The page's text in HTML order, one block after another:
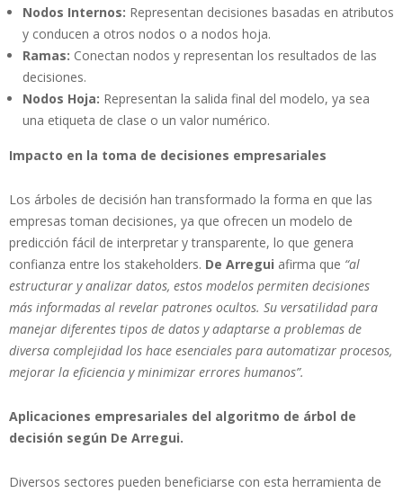
Nodos Internos: Representan decisiones basadas en atributos
y conducen a otros nodos o a nodos hoja.
Ramas: Conectan nodos y representan los resultados de las
decisiones.
Nodos Hoja: Representan la salida final del modelo, ya sea
una etiqueta de clase o un valor numérico.
Impacto en la toma de decisiones empresariales
Los árboles de decisión han transformado la forma en que las
empresas toman decisiones, ya que ofrecen un modelo de
predicción fácil de interpretar y transparente, lo que genera
confianza entre los stakeholders. De Arregui afirma que “al
estructurar y analizar datos, estos modelos permiten decisiones
más informadas al revelar patrones ocultos. Su versatilidad para
manejar diferentes tipos de datos y adaptarse a problemas de
diversa complejidad los hace esenciales para automatizar procesos,
mejorar la eficiencia y minimizar errores humanos”.
Aplicaciones empresariales del algoritmo de árbol de
decisión según De Arregui.
Diversos sectores pueden beneficiarse con esta herramienta de